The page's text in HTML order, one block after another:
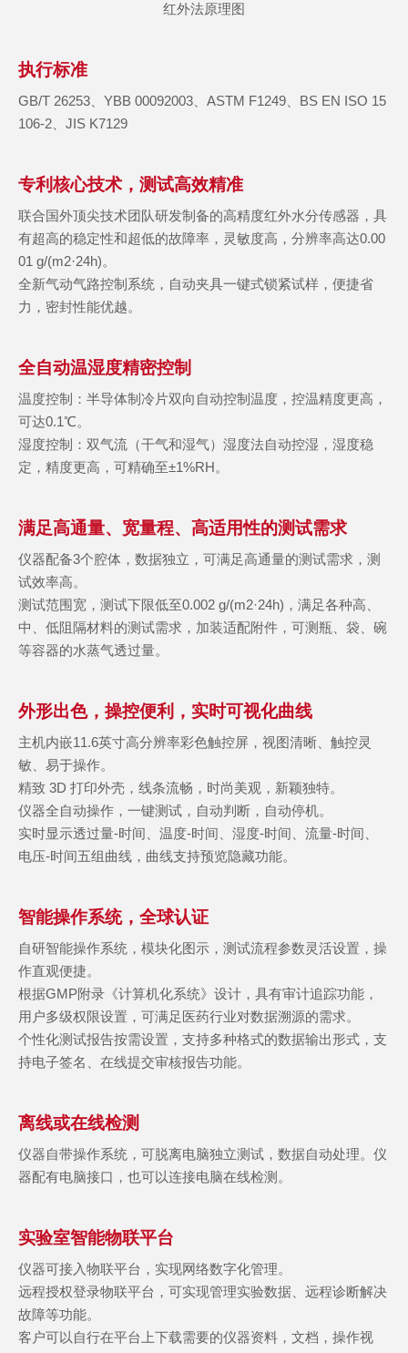
红外法原理图
执行标准
GB/T 26253、YBB 00092003、ASTM F1249、BS EN ISO 15
106-2、JIS K7129
专利核心技术，测试高效精准
联合国外顶尖技术团队研发制备的高精度红外水分传感器，具
有超高的稳定性和超低的故障率，灵敏度高，分辨率高达0.00
01 g/(m2·24h)。
全新气动气路控制系统，自动夹具一键式锁紧试样，便捷省
力，密封性能优越。
全自动温湿度精密控制
温度控制：半导体制冷片双向自动控制温度，控温精度更高，
可达0.1℃。
湿度控制：双气流（干气和湿气）湿度法自动控湿，湿度稳
定，精度更高，可精确至±1%RH。
满足高通量、宽量程、高适用性的测试需求
仪器配备3个腔体，数据独立，可满足高通量的测试需求，测
试效率高。
测试范围宽，测试下限低至0.002 g/(m2·24h)，满足各种高、
中、低阻隔材料的测试需求，加装适配附件，可测瓶、袋、碗
等容器的水蒸气透过量。
外形出色，操控便利，实时可视化曲线
主机内嵌11.6英寸高分辨率彩色触控屏，视图清晰、触控灵
敏、易于操作。
精致 3D 打印外壳，线条流畅，时尚美观，新颖独特。
仪器全自动操作，一键测试，自动判断，自动停机。
实时显示透过量-时间、温度-时间、湿度-时间、流量-时间、
电压-时间五组曲线，曲线支持预览隐藏功能。
智能操作系统，全球认证
自研智能操作系统，模块化图示，测试流程参数灵活设置，操
作直观便捷。
根据GMP附录《计算机化系统》设计，具有审计追踪功能，
用户多级权限设置，可满足医药行业对数据溯源的需求。
个性化测试报告按需设置，支持多种格式的数据输出形式，支
持电子签名、在线提交审核报告功能。
离线或在线检测
仪器自带操作系统，可脱离电脑独立测试，数据自动处理。仪
器配有电脑接口，也可以连接电脑在线检测。
实验室智能物联平台
仪器可接入物联平台，实现网络数字化管理。
远程授权登录物联平台，可实现管理实验数据、远程诊断解决
故障等功能。
客户可以自行在平台上下载需要的仪器资料，文档，操作视